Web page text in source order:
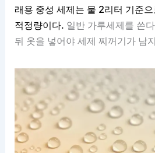
래용 중성 세제는 물 2리터 기준
적정량이다. 일반 가루세제를 쓴
뒤 옷을 넣어야 세제 찌꺼기가 남